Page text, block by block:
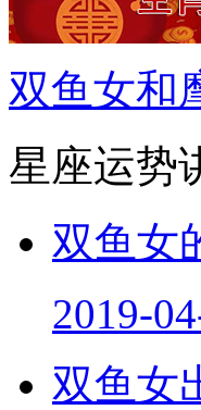
双鱼女和
星座运势
双鱼女
2019-
双鱼女